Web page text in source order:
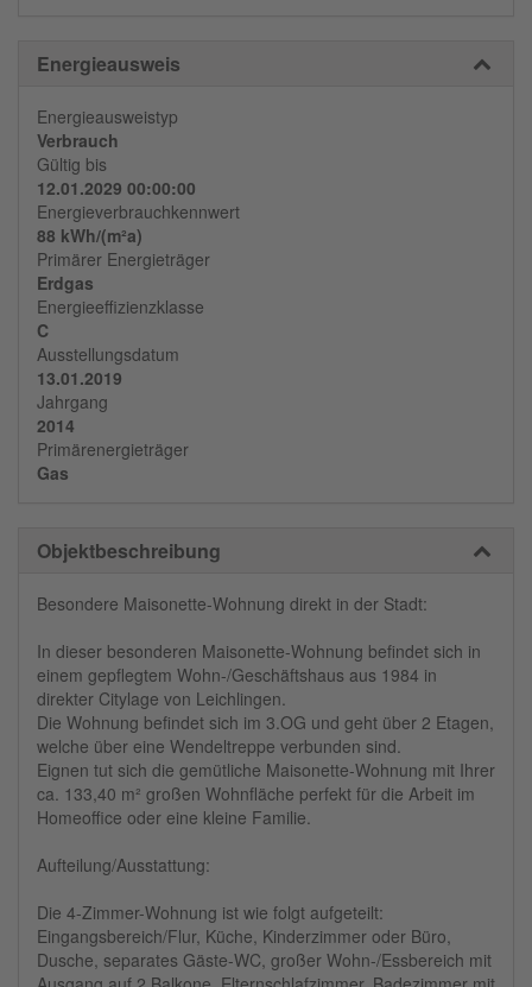
Energieausweis
Energieausweistyp
Verbrauch
Gültig bis
12.01.2029 00:00:00
Energieverbrauchkennwert
88 kWh/(m²a)
Primärer Energieträger
Erdgas
Energieeffizienzklasse
C
Ausstellungsdatum
13.01.2019
Jahrgang
2014
Primärenergieträger
Gas
Objektbeschreibung
Besondere Maisonette-Wohnung direkt in der Stadt:
In dieser besonderen Maisonette-Wohnung befindet sich in
einem gepflegtem Wohn-/Geschäftshaus aus 1984 in
direkter Citylage von Leichlingen.
Die Wohnung befindet sich im 3.OG und geht über 2 Etagen,
welche über eine Wendeltreppe verbunden sind.
Eignen tut sich die gemütliche Maisonette-Wohnung mit Ihrer
ca. 133,40 m² großen Wohnfläche perfekt für die Arbeit im
Homeoffice oder eine kleine Familie.
Aufteilung/Ausstattung:
Die 4-Zimmer-Wohnung ist wie folgt aufgeteilt:
Eingangsbereich/Flur, Küche, Kinderzimmer oder Büro,
Dusche, separates Gäste-WC, großer Wohn-/Essbereich mit